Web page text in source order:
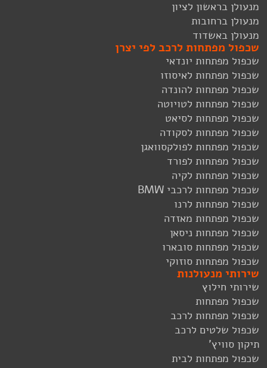
מנעולן בראשון לציון
מנעולן ברחובות
מנעולן באשדוד
שכפול מפתחות לרכב לפי יצרן
שכפול מפתחות יונדאי
שכפול מפתחות לאיסוזו
שכפול מפתחות להונדה
שכפול מפתחות לטויוטה
שכפול מפתחות לסיאט
שכפול מפתחות לסקודה
שכפול מפתחות לפולקסוואגן
שכפול מפתחות לפורד
שכפול מפתחות לקיה
שכפול מפתחות לרכבי BMW
שכפול מפתחות לרנו
שכפול מפתחות מאזדה
שכפול מפתחות ניסאן
שכפול מפתחות סובארו
שכפול מפתחות סוזוקי
שירותי מנעולנות
שירותי חילוץ
שכפול מפתחות
שכפול מפתחות לרכב
שכפול שלטים לרכב
תיקון סוויץ'
שכפול מפתחות לבית